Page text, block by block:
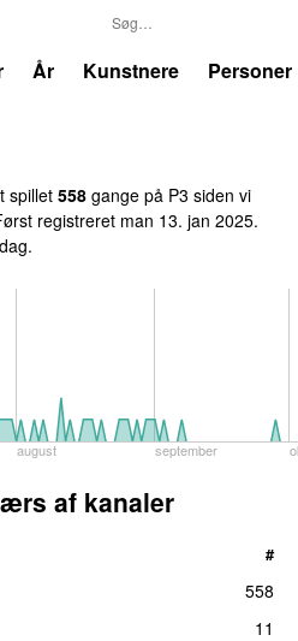
År Kunstnere Personer
spillet 558 gange på P3 siden vi
registreret man 13. jan 2025.
august september
af kanaler
#
558
11